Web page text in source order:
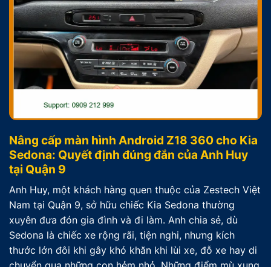
Nâng cấp màn hình Android Z18 360 cho Kia
Sedona: Quyết định đúng đắn của Anh Huy
tại Quận 9
Anh Huy, một khách hàng quen thuộc của Zestech Việt
Nam tại Quận 9, sở hữu chiếc Kia Sedona thường
xuyên đưa đón gia đình và đi làm. Anh chia sẻ, dù
Sedona là chiếc xe rộng rãi, tiện nghi, nhưng kích
thước lớn đôi khi gây khó khăn khi lùi xe, đỗ xe hay di